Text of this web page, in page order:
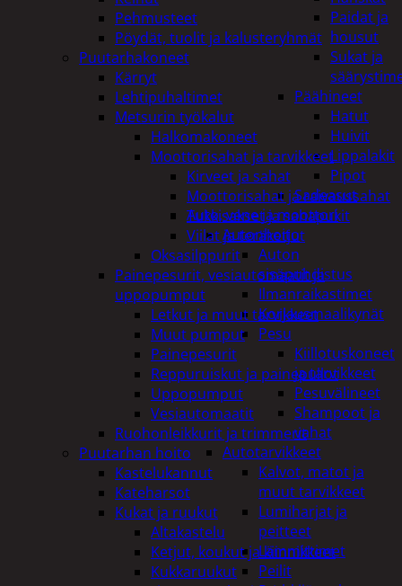
Paidat ja
housut
Sukat ja
Päähineet
Hatut
Huivit
Lippalakit
Pipot
Sadeasut
Auto, vene ja moottori
Autonhoito
Auton
sisäpuhdistus
Ilmanraikastimet
Korjausmaalikynät
Pesu
Kiillotuskoneet
ja tarvikkeet
Pesuvälineet
Shampoot ja
vahat
Autotarvikkeet
Kalvot, matot ja
muut tarvikkeet
Lumiharjat ja
peitteet
Lämmittimet
Peilit
Pehmusteet
Pöydät, tuolit ja kalusteryhmät
Puutarhakoneet
Kärryt
Lehtipuhaltimet
Metsurin työkalut
Halkomakoneet
Moottorisahat ja tarvikkeet
Kirveet ja sahat
Moottorisahat ja raivaussahat
Tukkisakset ja sahapukit
Viilat ja teräketjut
Oksasilppurit
Painepesurit, vesiautomaatit ja
uppopumput
Letkut ja muut tarvikkeet
Muut pumput
Painepesurit
Reppuruiskut ja painepullot
Uppopumput
Vesiautomaatit
Ruohonleikkurit ja trimmerit
Puutarhan hoito
Kastelukannut
Kateharsot
Kukat ja ruukut
Altakastelu
Ketjut, koukut ja kiinnikkeet
Kukkaruukut